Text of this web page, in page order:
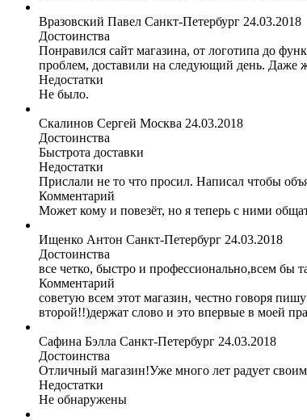
Вразовский Павел Санкт-Петербург 24.03.2018
Достоинства
Понравился сайт магазина, от логотипа до
проблем, доставили на следующий день. Даже
Недостатки
Не было.
Скалинов Сергей Москва 24.03.2018
Достоинства
Быстрота доставки
Недостатки
Прислали не то что просил. Написал чтобы
Комментарий
Может кому и повезёт, но я теперь с ними
Ищенко Антон Санкт-Петербург 24.03.2018
Достоинства
все четко, быстро и профессионально,всем бы
Комментарий
советую всем этот магазин, честно говоря
второй!!)держат слово и это впервые в моей
Сафина Бэлла Санкт-Петербург 24.03.2018
Достоинства
Отличный магазин!Уже много лет радует
Недостатки
Не обнаружены